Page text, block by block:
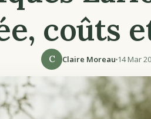
coûts
C Claire Moreau 14 Mar